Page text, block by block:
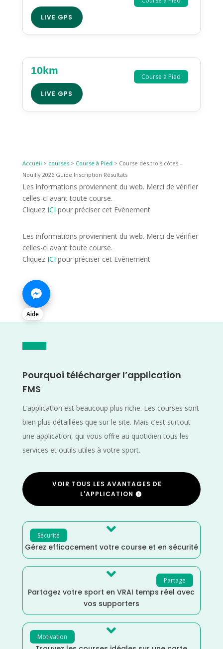
LIVE GPS
Course à Pied
10km
LIVE GPS
Accueil > courses> Course à Pied > Course des trois côtes –
Nouilly 2026 Guide Inscription Résultats
Les informations proviennent du web. Merci de vérifier
celles-ci avant toute course.
Cliquez ICI pour préciser cet Evènement
Les informations proviennent du web. Merci de vérifier
celles-ci avant toute course.
Cliquez ICI pour préciser cet Evènement
Aide
Pourquoi télécharger l’application
FMS
L’application est beaucoup plus riche. Les courses sont
bien plus détaillées que sur le site. Mais c’est surtout
une application, qui vous offre au quotidien tous les
services et outils utiles à votre sport.
VOIR TOUS LES AVANTAGES DE
L'APPLICATION
Sécurité 
Gérez efficacement votre course et en sécurité
Partage

Partagez votre sport en VRAI temps réel avec
vos supporters
Motivation 